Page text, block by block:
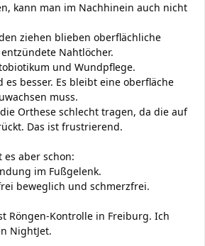
kann man im Nachhinein auch nicht
ziehen blieben oberflächliche
Nahtlöcher.
und Wundpflege.
es besser. Es bleibt eine oberfläche
muss.
Orthese schlecht tragen, da die auf
Das ist frustrierend.
es aber schon:
im Fußgelenk.
beweglich und schmerzfrei.
Röngen-Kontrolle in Freiburg. Ich
NightJet.